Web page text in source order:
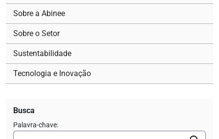
Sobre a Abinee
Sobre o Setor
Sustentabilidade
Tecnologia e Inovação
Busca
Palavra-chave: